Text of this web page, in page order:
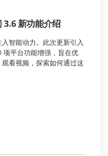
3.6 新功能介绍
智能动力。此次更新引入
项平台功能增强，旨在优
看视频，探索如何通过这